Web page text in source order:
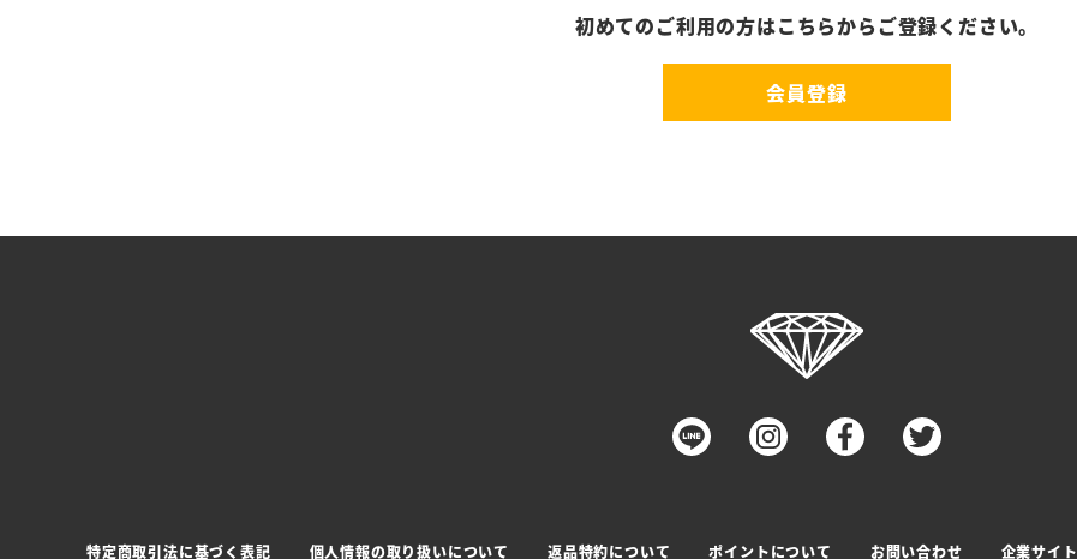
初めてのご利用の方はこちらからご登録ください。
会員登録
特定商取引法に基づく表記 個人情報の取り扱いについて 返品特約について ポイントについて お問い合わせ 企業サイト